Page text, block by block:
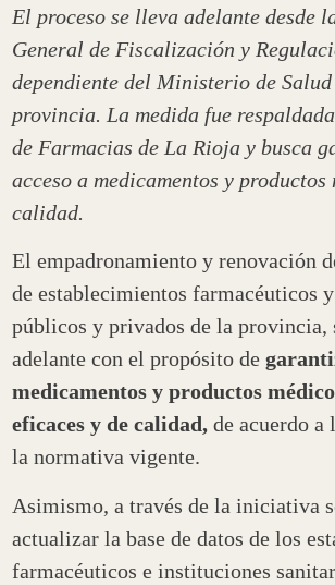
El proceso se lleva adelante desde
General de Fiscalización y
dependiente del Ministerio de
provincia. La medida fue
de Farmacias de La Rioja y busca
acceso a medicamentos y productos
calidad.
El empadronamiento y renovación
de establecimientos farmacéuticos
públicos y privados de la provincia,
adelante con el propósito de
medicamentos y productos
eficaces y de calidad,de acuerdo a
la normativa vigente.
Asimismo, a través de la iniciativa
actualizar la base de datos de los
farmacéuticos e instituciones